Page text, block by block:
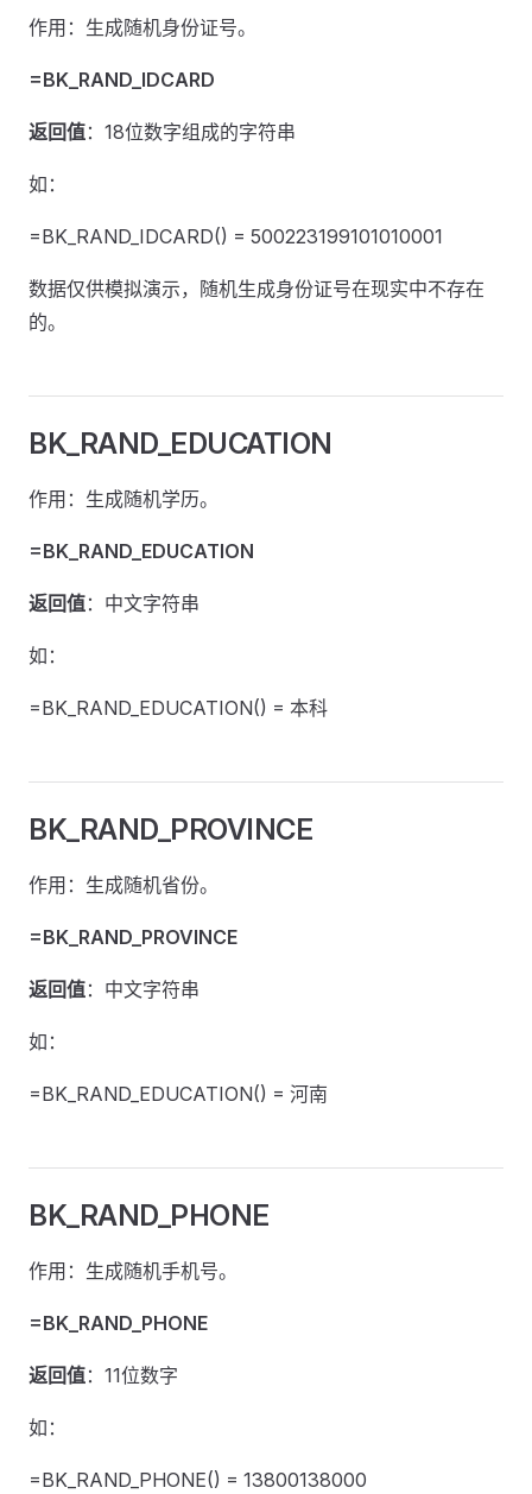
作用：生成随机身份证号。
=BK_RAND_IDCARD
返回值：18位数字组成的字符串
如：
=BK_RAND_IDCARD() = 500223199101010001
数据仅供模拟演示，随机生成身份证号在现实中不存在
的。
BK_RAND_EDUCATION
作用：生成随机学历。
=BK_RAND_EDUCATION
返回值：中文字符串
如：
=BK_RAND_EDUCATION() = 本科
BK_RAND_PROVINCE
作用：生成随机省份。
=BK_RAND_PROVINCE
返回值：中文字符串
如：
=BK_RAND_EDUCATION() = 河南
BK_RAND_PHONE
作用：生成随机手机号。
=BK_RAND_PHONE
返回值：11位数字
如：
=BK_RAND_PHONE() = 13800138000